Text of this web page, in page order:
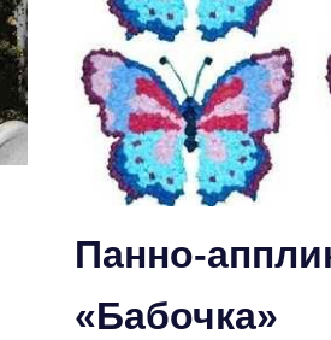
Панно-
«Бабочка»